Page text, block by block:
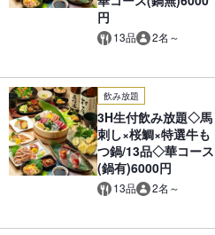
円
13品 2名～
飲み放題
3H生付飲み放題◇馬
刺し×桜鯛×特選牛も
つ鍋/13品◇華コース
(鍋有)6000円
13品 2名～